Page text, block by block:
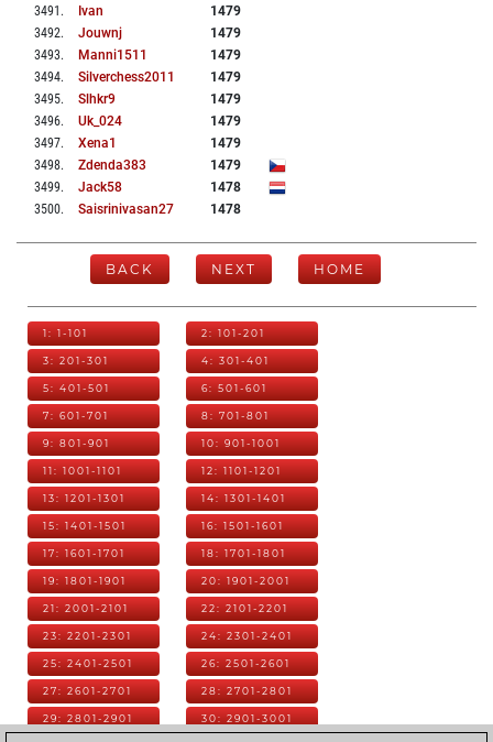
3491 . Ivan
1479
3492. Jouwnj
1479
3493. Manni1511
1479
3494. Silverchess2011
1479
3495. Slhkr9
1479
3496. Uk_024
1479
3497. Xena1
1479
3498. Zdenda383
1479
3499. Jack58
1478
3500. Saisrinivasan27 1478
BACK NEXT HOME
1: 1-101 2: 101-201
3: 201-301 4: 301-401
5: 401-501 6: 501-601
7: 601-701 8: 701-801
9: 801-901 10: 901-1001
11: 1001-1101 12: 1101-1201
13: 1201-1301 14: 1301-1401
15: 1401-1501 16: 1501-1601
17: 1601-1701 18: 1701-1801
19: 1801-1901 20: 1901-2001
21: 2001-2101 22: 2101-2201
23: 2201-2301 24: 2301-2401
25: 2401-2501 26: 2501-2601
27: 2601-2701 28: 2701-2801
29: 2801-2901 30: 2901-3001